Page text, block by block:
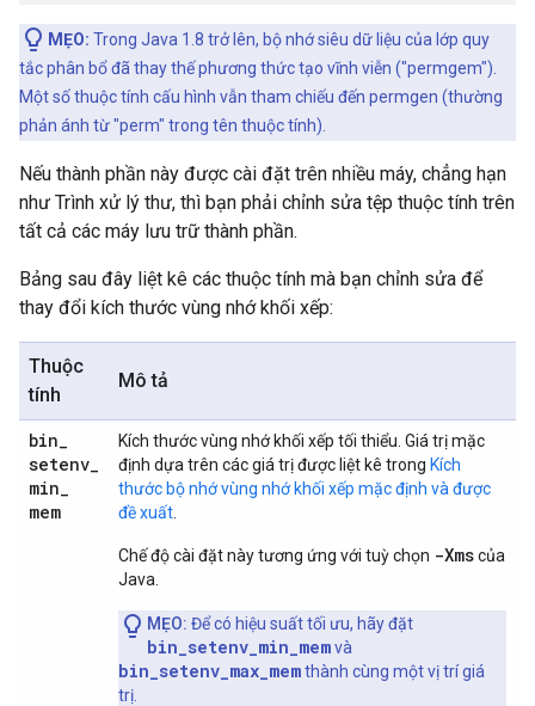
MẸO: Trong Java 1.8 trở lên, bộ nhớ siêu dữ liệu của lớp quy
tắc phân bổ đã thay thế phương thức tạo vĩnh viễn ("permgem").
Một số thuộc tính cấu hình vẫn tham chiếu đến permgen (thường
phản ánh từ "perm" trong tên thuộc tính).
Nếu thành phần này được cài đặt trên nhiều máy, chẳng hạn
như Trình xử lý thư, thì bạn phải chỉnh sửa tệp thuộc tính trên
tất cả các máy lưu trữ thành phần.
Bảng sau đây liệt kê các thuộc tính mà bạn chỉnh sửa để
thay đổi kích thước vùng nhớ khối xếp:
Thuộc
tính
Mô tả
bin_
setenv_
min_
mem
Kích thước vùng nhớ khối xếp tối thiểu. Giá trị mặc
định dựa trên các giá trị được liệt kê trong Kích
thước bộ nhớ vùng nhớ khối xếp mặc định và được
đề xuất
Chế độ cài đặt này tương ứng với tuỳ chọn -Xmscủa
Java.
MẸO: Để có hiệu suất tối ưu, hãy đặt
bin_setenv_min_memvà
bin_setenv_max_memthành cùng một vị trí giá
trị.